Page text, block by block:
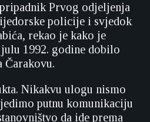
Prvog odjeljenja
policije i svjedok
rekao je kako je
1992. godine dobilo
Čarakovu.
Nikakvu ulogu nismo
putnu komunikaciju
da ide prema